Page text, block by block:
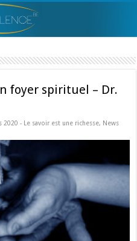
foyer spirituel – Dr.
2020 - Le savoir est une richesse, News